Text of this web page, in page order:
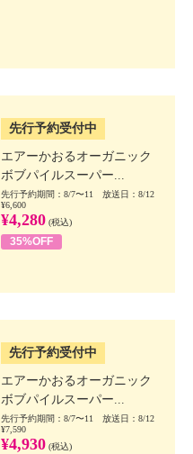
先行予約受付中
エアーかおるオーガニック
ボブパイルスーパー...
先行予約期間：8/7〜11 放送日：8/12
¥6,600
¥4,280 (税込)
35%OFF
先行予約受付中
エアーかおるオーガニック
ボブパイルスーパー...
先行予約期間：8/7〜11 放送日：8/12
¥7,590
¥4,930 (税込)